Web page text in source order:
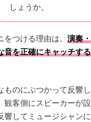
しょうか。
つける理由は、 演奏
音を正確にキャッチす
ものにぶつかって反響
観客側にスピーカーが
響してミュージシャン